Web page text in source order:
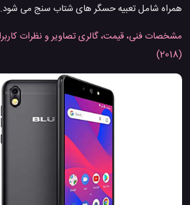
همراه شامل تعبیه حسگر های شتاب سنج می شود.
(2018)